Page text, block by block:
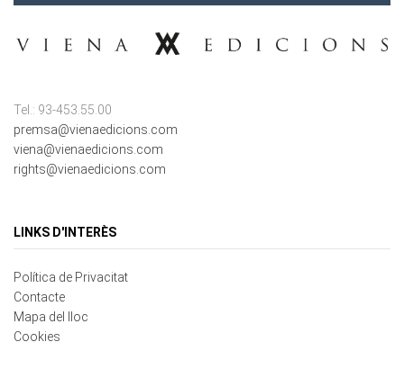
premsa@vienaedicions.com
viena@vienaedicions.com
rights@vienaedicions.com
Política de Privacitat
Contacte
Mapa del lloc
Cookies